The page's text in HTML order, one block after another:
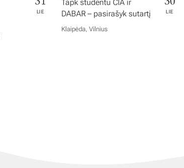
LIE
Tapk studentu ČIA ir
DABAR – pasirašyk sutartį
LIE
Klaipėda, Vilnius